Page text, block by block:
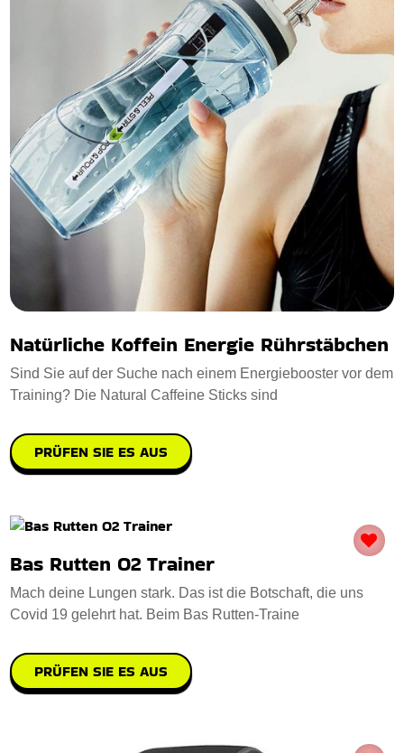
Natürliche Koffein Energie Rührstäbchen
Sind Sie auf der Suche nach einem Energiebooster vor dem
Training? Die Natural Caffeine Sticks sind
PRÜFEN SIE ES AUS
Bas Rutten O2 Trainer
Mach deine Lungen stark. Das ist die Botschaft, die uns
Covid 19 gelehrt hat. Beim Bas Rutten-Traine
PRÜFEN SIE ES AUS